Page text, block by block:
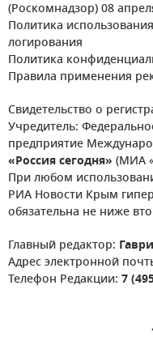
(Роскомнадзор) 08
Политика
логирования
Политика
Правила применения
Свидетельство о
Учредитель:
предприятие
«Россия сегодня» (МИА
При любом
РИА Новости Крым
обязательна не ниже
Главный редактор:
Адрес электронной
Телефон Редакции: 7